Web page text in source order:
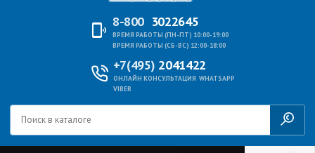
8-800 3022645
ВРЕМЯ РАБОТЫ (ПН-ПТ) 10:00-19:00
ВРЕМЯ РАБОТЫ (СБ-ВС) 12:00-18:00
+7(495) 2041422
ОНЛАЙН КОНСУЛЬТАЦИЯ WHATSAPP
VIBER